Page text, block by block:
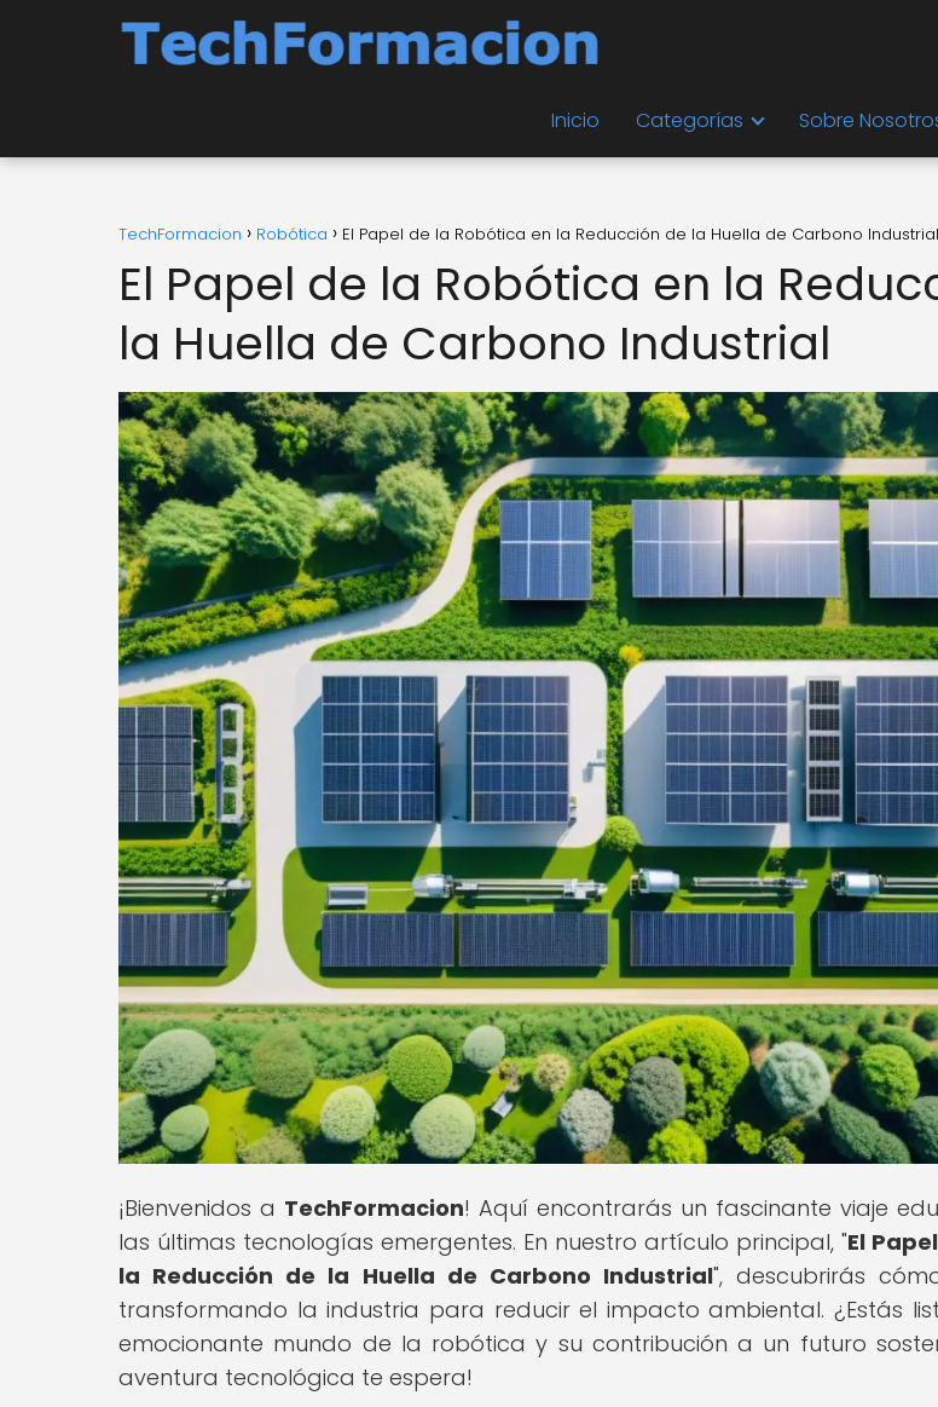
Inicio Categorías Sobre
TechFormacion Robótica El Papel de la Robótica en la Reducción de la Huella de Carbono Industrial
El Papel de la Robótica en la
la Huella de Carbono Industrial
¡Bienvenidos a TechFormacion! Aquí encontrarás un fascinante viaje
las últimas tecnologías emergentes. En nuestro artículo principal, "El
la Reducción de la Huella de Carbono Industrial", descubrirás
transformando la industria para reducir el impacto ambiental. ¿Estás
emocionante mundo de la robótica y su contribución a un futuro
aventura tecnológica te espera!